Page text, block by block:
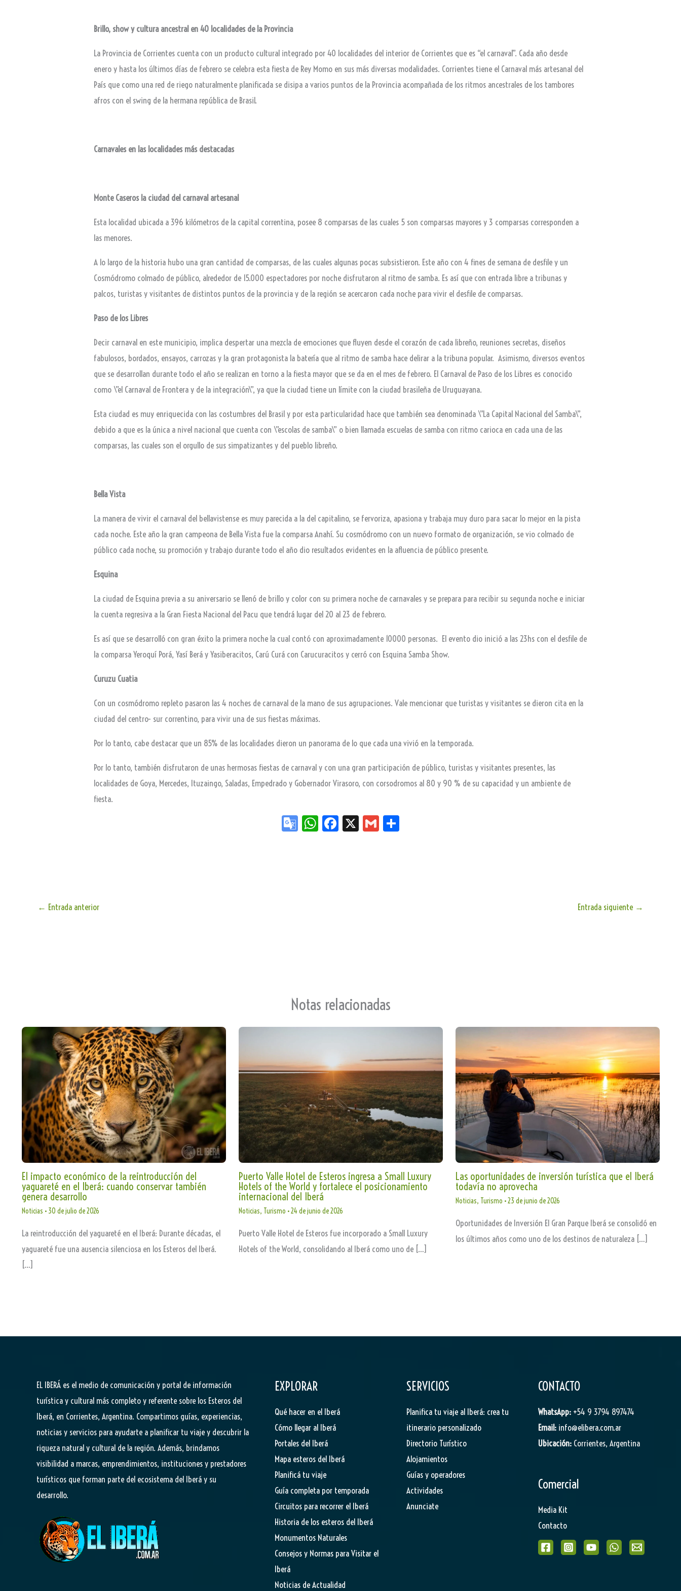
Brillo, show y cultura ancestral en 40 localidades de la Provincia
La Provincia de Corrientes cuenta con un producto cultural integrado por 40 localidades del interior de Corrientes que es “el carnaval”. Cada año desde
enero y hasta los últimos días de febrero se celebra esta fiesta de Rey Momo en sus más diversas modalidades. Corrientes tiene el Carnaval más artesanal del
País que como una red de riego naturalmente planificada se disipa a varios puntos de la Provincia acompañada de los ritmos ancestrales de los tambores
afros con el swing de la hermana república de Brasil.
Carnavales en las localidades más destacadas
Monte Caseros la ciudad del carnaval artesanal
Esta localidad ubicada a 396 kilómetros de la capital correntina, posee 8 comparsas de las cuales 5 son comparsas mayores y 3 comparsas corresponden a
las menores.
A lo largo de la historia hubo una gran cantidad de comparsas, de las cuales algunas pocas subsistieron. Este año con 4 fines de semana de desfile y un
Cosmódromo colmado de público, alrededor de 15.000 espectadores por noche disfrutaron al ritmo de samba. Es así que con entrada libre a tribunas y
palcos, turistas y visitantes de distintos puntos de la provincia y de la región se acercaron cada noche para vivir el desfile de comparsas.
Paso de los Libres
Decir carnaval en este municipio, implica despertar una mezcla de emociones que fluyen desde el corazón de cada libreño, reuniones secretas, diseños
fabulosos, bordados, ensayos, carrozas y la gran protagonista la batería que al ritmo de samba hace delirar a la tribuna popular. Asimismo, diversos eventos
que se desarrollan durante todo el año se realizan en torno a la fiesta mayor que se da en el mes de febrero. El Carnaval de Paso de los Libres es conocido
como \”el Carnaval de Frontera y de la integración\”, ya que la ciudad tiene un límite con la ciudad brasileña de Uruguayana.
Esta ciudad es muy enriquecida con las costumbres del Brasil y por esta particularidad hace que también sea denominada \”La Capital Nacional del Samba\”,
debido a que es la única a nivel nacional que cuenta con \”escolas de samba\” o bien llamada escuelas de samba con ritmo carioca en cada una de las
comparsas, las cuales son el orgullo de sus simpatizantes y del pueblo libreño.
Bella Vista
La manera de vivir el carnaval del bellavistense es muy parecida a la del capitalino, se fervoriza, apasiona y trabaja muy duro para sacar lo mejor en la pista
cada noche. Este año la gran campeona de Bella Vista fue la comparsa Anahí. Su cosmódromo con un nuevo formato de organización, se vio colmado de
público cada noche, su promoción y trabajo durante todo el año dio resultados evidentes en la afluencia de público presente.
Esquina
La ciudad de Esquina previa a su aniversario se llenó de brillo y color con su primera noche de carnavales y se prepara para recibir su segunda noche e iniciar
la cuenta regresiva a la Gran Fiesta Nacional del Pacu que tendrá lugar del 20 al 23 de febrero.
Es así que se desarrolló con gran éxito la primera noche la cual contó con aproximadamente 10000 personas. El evento dio inició a las 23hs con el desfile de
la comparsa Yeroquí Porá, Yasí Berá y Yasiberacitos, Carú Curá con Carucuracitos y cerró con Esquina Samba Show.
Curuzu Cuatia
Con un cosmódromo repleto pasaron las 4 noches de carnaval de la mano de sus agrupaciones. Vale mencionar que turistas y visitantes se dieron cita en la
ciudad del centro- sur correntino, para vivir una de sus fiestas máximas.
Por lo tanto, cabe destacar que un 85% de las localidades dieron un panorama de lo que cada una vivió en la temporada.
Por lo tanto, también disfrutaron de unas hermosas fiestas de carnaval y con una gran participación de público, turistas y visitantes presentes, las
localidades de Goya, Mercedes, Ituzaingo, Saladas, Empedrado y Gobernador Virasoro, con corsodromos al 80 y 90 % de su capacidad y un ambiente de
fiesta.
Go W
Fa
X
G
← Entrada anterior Entrada siguiente →
Notas relacionadas
El impacto económico de la reintroducción del
yaguareté en el Iberá: cuando conservar también
genera desarrollo
Noticias • 30 de julio de 2026
La reintroducción del yaguareté en el Iberá: Durante décadas, el
yaguareté fue una ausencia silenciosa en los Esteros del Iberá.
[…]
Puerto Valle Hotel de Esteros ingresa a Small Luxury
Hotels of the World y fortalece el posicionamiento
internacional del Iberá
Noticias, Turismo •24 de junio de 2026
Puerto Valle Hotel de Esteros fue incorporado a Small Luxury
Hotels of the World, consolidando al Iberá como uno de […]
Las oportunidades de inversión turística que el Iberá
todavía no aprovecha
Noticias, Turismo •23 de junio de 2026
Oportunidades de Inversión El Gran Parque Iberá se consolidó en
los últimos años como uno de los destinos de naturaleza […]
EL IBERÁ es el medio de comunicación y portal de información
turística y cultural más completo y referente sobre los Esteros del
Iberá, en Corrientes, Argentina. Compartimos guías, experiencias,
noticias y servicios para ayudarte a planificar tu viaje y descubrir la
riqueza natural y cultural de la región. Además, brindamos
visibilidad a marcas, emprendimientos, instituciones y prestadores
turísticos que forman parte del ecosistema del Iberá y su
desarrollo.
EXPLORAR
Qué hacer en el Iberá
Cómo llegar al Iberá
Portales del Iberá
Mapa esteros del Iberá
Planificá tu viaje
Guía completa por temporada
Circuitos para recorrer el Iberá
Historia de los esteros del Iberá
Monumentos Naturales
Consejos y Normas para Visitar el
Iberá
Noticias de Actualidad
SERVICIOS
Planifica tu viaje al Iberá: crea tu
itinerario personalizado
Directorio Turístico
Alojamientos
Guías y operadores
Actividades
Anunciate
CONTACTO
WhatsApp: +54 9 3794 897474
Email: info@elibera.com.ar
Ubicación: Corrientes, Argentina
Comercial
Media Kit
Contacto